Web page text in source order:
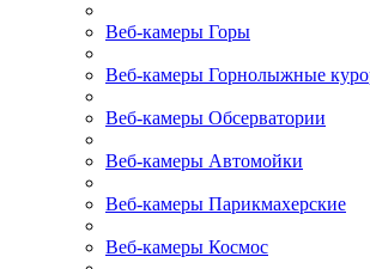
Веб-камеры Горы
Веб-камеры Горнолыжные
Веб-камеры Обсерватории
Веб-камеры Автомойки
Веб-камеры Парикмахерские
Веб-камеры Космос